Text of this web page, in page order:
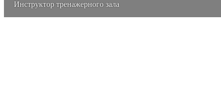
Инструктор тренажерного зала